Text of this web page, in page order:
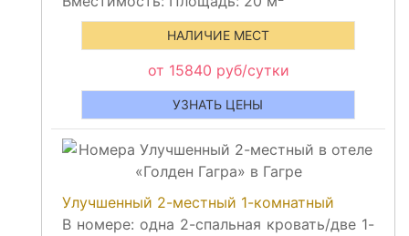
НАЛИЧИЕ МЕСТ
от 15840 руб/сутки
УЗНАТЬ ЦЕНЫ
Улучшенный 2-местный 1-комнатный
В номере: одна 2-спальная кровать/две 1-